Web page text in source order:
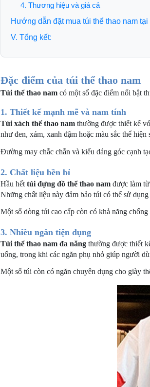
4. Thương hiệu và giá cả
Hướng dẫn đặt mua túi thể thao nam
V. Tổng kết:
Đặc điểm của túi thể thao nam
Túi thể thao nam có một số đặc điểm nổi bật
1. Thiết kế mạnh mẽ và nam tính
Túi xách thể thao nam thường được thiết kế
như đen, xám, xanh đậm hoặc màu sắc thể hiện
Đường may chắc chắn và kiểu dáng góc cạnh
2. Chất liệu bền bỉ
Hầu hết túi đựng đồ thể thao nam được làm
Những chất liệu này đảm bảo túi có thể sử
Một số dòng túi cao cấp còn có khả năng
3. Nhiều ngăn tiện dụng
Túi thể thao nam đa năng thường được thiết
uống, trong khi các ngăn phụ nhỏ giúp người
Một số túi còn có ngăn chuyên dụng cho giày